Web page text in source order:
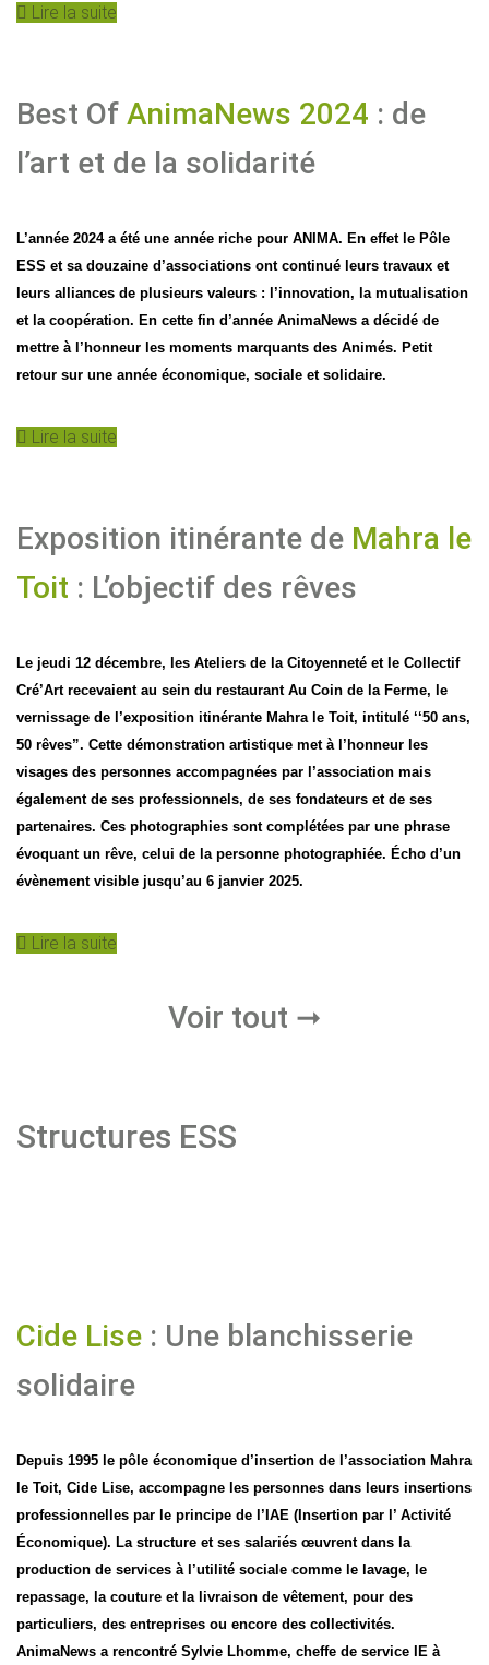
Lire la suite
Best Of AnimaNews 2024 : de
l’art et de la solidarité
L’année 2024 a été une année riche pour ANIMA. En effet le Pôle
ESS et sa douzaine d’associations ont continué leurs travaux et
leurs alliances de plusieurs valeurs : l’innovation, la mutualisation
et la coopération. En cette fin d’année AnimaNews a décidé de
mettre à l’honneur les moments marquants des Animés. Petit
retour sur une année économique, sociale et solidaire.
Lire la suite
Exposition itinérante de Mahra le
Toit : L’objectif des rêves
Le jeudi 12 décembre, les Ateliers de la Citoyenneté et le Collectif
Cré’Art recevaient au sein du restaurant Au Coin de la Ferme, le
vernissage de l’exposition itinérante Mahra le Toit, intitulé ‘‘50 ans,
50 rêves”. Cette démonstration artistique met à l’honneur les
visages des personnes accompagnées par l’association mais
également de ses professionnels, de ses fondateurs et de ses
partenaires. Ces photographies sont complétées par une phrase
évoquant un rêve, celui de la personne photographiée. Écho d’un
évènement visible jusqu’au 6 janvier 2025.
Lire la suite
Voir tout ➞
Structures ESS
Cide Lise : Une blanchisserie
solidaire
Depuis 1995 le pôle économique d’insertion de l’association Mahra
le Toit, Cide Lise, accompagne les personnes dans leurs insertions
professionnelles par le principe de l’IAE (Insertion par l’ Activité
Économique). La structure et ses salariés œuvrent dans la
production de services à l’utilité sociale comme le lavage, le
repassage, la couture et la livraison de vêtement, pour des
particuliers, des entreprises ou encore des collectivités.
AnimaNews a rencontré Sylvie Lhomme, cheffe de service IE à